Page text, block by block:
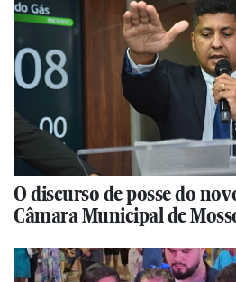
O discurso de posse do
Câmara Municipal de